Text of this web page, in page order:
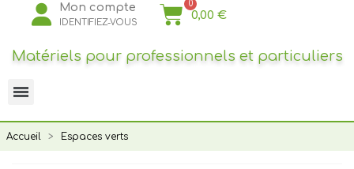
Mon compte
IDENTIFIEZ-VOUS
0,00 €
Matériels pour professionnels et particuliers
Accueil Espaces verts